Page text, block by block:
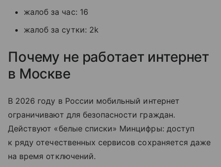
жалоб за час: 16
жалоб за сутки: 2k
Почему не работает интернет
в Москве
В 2026 году в России мобильный интернет
ограничивают для безопасности граждан.
Действуют «белые списки» Минцифры: доступ
к ряду отечественных сервисов сохраняется даже
на время отключений.